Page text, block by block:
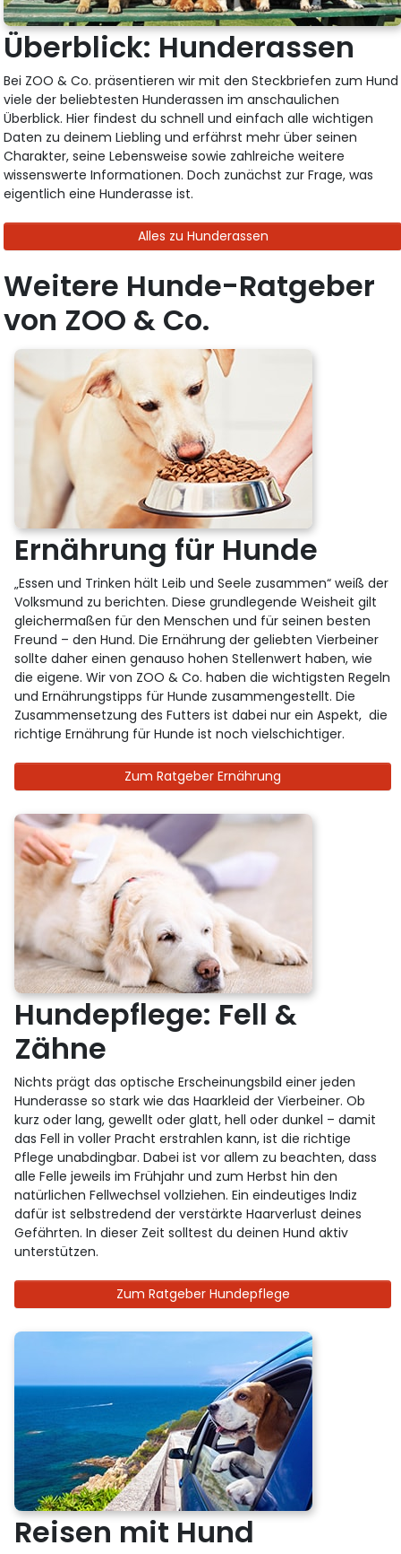
Überblick: Hunderassen
Bei ZOO & Co. präsentieren wir mit den Steckbriefen zum Hund
viele der beliebtesten Hunderassen im anschaulichen
Überblick. Hier findest du schnell und einfach alle wichtigen
Daten zu deinem Liebling und erfährst mehr über seinen
Charakter, seine Lebensweise sowie zahlreiche weitere
wissenswerte Informationen. Doch zunächst zur Frage, was
eigentlich eine Hunderasse ist.
Alles zu Hunderassen
Weitere Hunde-Ratgeber
von ZOO & Co.
Ernährung für Hunde
„Essen und Trinken hält Leib und Seele zusammen“ weiß der
Volksmund zu berichten. Diese grundlegende Weisheit gilt
gleichermaßen für den Menschen und für seinen besten
Freund – den Hund. Die Ernährung der geliebten Vierbeiner
sollte daher einen genauso hohen Stellenwert haben, wie
die eigene. Wir von ZOO & Co. haben die wichtigsten Regeln
und Ernährungstipps für Hunde zusammengestellt. Die
Zusammensetzung des Futters ist dabei nur ein Aspekt, die
richtige Ernährung für Hunde ist noch vielschichtiger.
Zum Ratgeber Ernährung
Hundepflege: Fell &
Zähne
Nichts prägt das optische Erscheinungsbild einer jeden
Hunderasse so stark wie das Haarkleid der Vierbeiner. Ob
kurz oder lang, gewellt oder glatt, hell oder dunkel – damit
das Fell in voller Pracht erstrahlen kann, ist die richtige
Pflege unabdingbar. Dabei ist vor allem zu beachten, dass
alle Felle jeweils im Frühjahr und zum Herbst hin den
natürlichen Fellwechsel vollziehen. Ein eindeutiges Indiz
dafür ist selbstredend der verstärkte Haarverlust deines
Gefährten. In dieser Zeit solltest du deinen Hund aktiv
unterstützen.
Zum Ratgeber Hundepflege
Reisen mit Hund